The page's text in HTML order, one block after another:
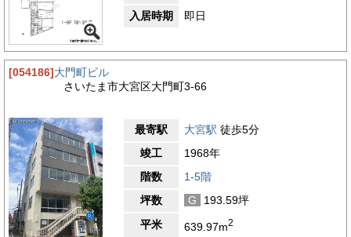
入居時期
即日
[054186]大門町ビル
さいたま市大宮区大門町3-66
最寄駅 大宮駅 徒歩5分
竣工
1968年
階数
1-5階
坪数
G
193.59坪
平米
639.97m2